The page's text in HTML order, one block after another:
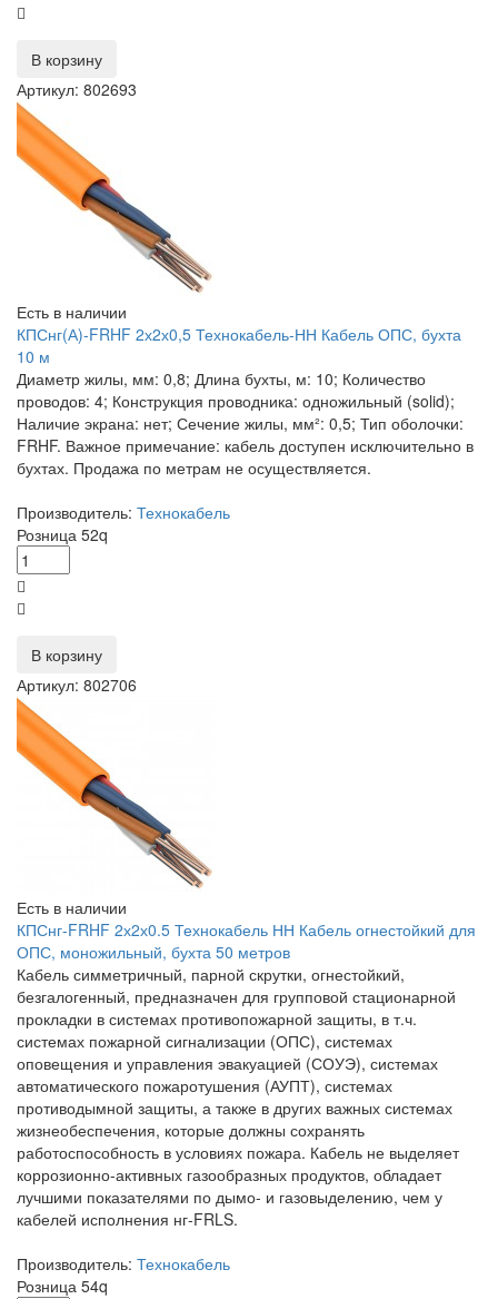
В корзину
Артикул: 802693
Есть в наличии
КПСнг(А)-FRHF 2х2х0,5 Технокабель-НН Кабель ОПС, бухта
10 м
Диаметр жилы, мм: 0,8; Длина бухты, м: 10; Количество
проводов: 4; Конструкция проводника: одножильный (solid);
Наличие экрана: нет; Сечение жилы, мм²: 0,5; Тип оболочки:
FRHF. Важное примечание: кабель доступен исключительно в
бухтах. Продажа по метрам не осуществляется.
Производитель: Технокабель
Розница 52q
В корзину
Артикул: 802706
Есть в наличии
КПСнг-FRHF 2х2х0.5 Технокабель НН Кабель огнестойкий для
ОПС, моножильный, бухта 50 метров
Кабель симметричный, парной скрутки, огнестойкий,
безгалогенный, предназначен для групповой стационарной
прокладки в системах противопожарной защиты, в т.ч.
системах пожарной сигнализации (ОПС), системах
оповещения и управления эвакуацией (СОУЭ), системах
автоматического пожаротушения (АУПТ), системах
противодымной защиты, а также в других важных системах
жизнеобеспечения, которые должны сохранять
работоспособность в условиях пожара. Кабель не выделяет
коррозионно-активных газообразных продуктов, обладает
лучшими показателями по дымо- и газовыделению, чем у
кабелей исполнения нг-FRLS.
Производитель: Технокабель
Розница 54q